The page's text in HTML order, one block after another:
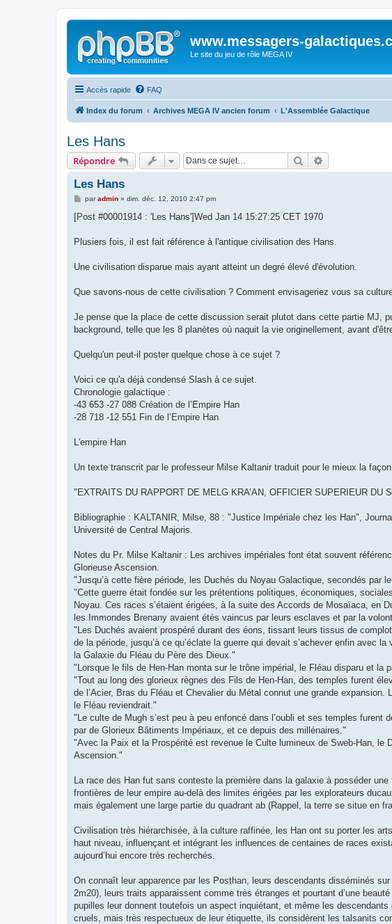
www.messagers-
Le site du jeu de rôle MEGA IV
Accès rapide FAQ
Index du forum Archives MEGA IV ancien forum L'Assemblée Galactique
Les Hans
Répondre Rechercher
Les Hans
M
s
g
paradmin» dim. déc. 12, 2010 2:47 pm
[Post #00001914 : 'Les Hans']Wed Jan 14 15:27:25 CET 1970
Plusiers fois, il est fait référence à l'antique civilisation des Hans.
Une civilisation disparue mais ayant atteint un degré élevé d'évolution.
Que savons-nous de cette civilisation ? Comment envisageriez vous sa
Je pense que la place de cette discussion serait plutot dans cette partie MJ,
background, telle que les 8 planètes où naquit la vie originellement, avant
Quelqu'un peut-il poster quelque chose à ce sujet ?
Voici ce qu'a déjà condensé Slash à ce sujet.
Chronologie galactique :
-43 653 -27 088 Création de l’Empire Han
-28 718 -12 551 Fin de l’Empire Han
L'empire Han
Un texte transcrit par le professeur Milse Kaltanir traduit pour le mieux la
"EXTRAITS DU RAPPORT DE MELG KRA’AN, OFFICIER SUPERIEUR DU
Bibliographie : KALTANIR, Milse, 88 : "Justice Impériale chez les Han",
Université de Central Majoris.
Notes du Pr. Milse Kaltanir : Les archives impériales font état souvent
Glorieuse Ascension.
"Jusqu’à cette fière période, les Duchés du Noyau Galactique, secondés par
"Cette guerre était fondée sur les prétentions politiques, économiques,
Noyau. Ces races s’étaient érigées, à la suite des Accords de Mosaïaca, en
les Immondes Brenany avaient étés vaincus par leurs esclaves et par la
"Les Duchés avaient prospéré durant des éons, tissant leurs tissus de
de la période, jusqu’à ce qu’éclate la guerre qui devait s’achever enfin avec
la Galaxie du Fléau du Père des Dieux."
"Lorsque le fils de Hen-Han monta sur le trône impérial, le Fléau disparu et la
"Tout au long des glorieux règnes des Fils de Hen-Han, des temples furent
de l’Acier, Bras du Fléau et Chevalier du Métal connut une grande
le Fléau reviendrait."
"Le culte de Mugh s’est peu à peu enfoncé dans l’oubli et ses temples
par de Glorieux Bâtiments Impériaux, et ce depuis des millénaires."
"Avec la Paix et la Prospérité est revenue le Culte lumineux de Sweb-Han, le
Ascension."
La race des Han fut sans conteste la première dans la galaxie à posséder
frontières de leur empire au-delà des limites érigées par les explorateurs
mais également une large partie du quadrant ab (Rappel, la terre se situe en
Civilisation très hiérarchisée, à la culture raffinée, les Han ont su porter les
haut niveau, influençant et intégrant les influences de centaines de races
aujourd’hui encore très recherchés.
On connaît leur apparence par les Posthan, leurs descendants disséminés
2m20), leurs traits apparaissent comme très étranges et pourtant d’une
pupilles leur donnent toutefois un aspect inquiétant, et même les
cruels, mais très respectueux de leur étiquette, ils considèrent les talsanits